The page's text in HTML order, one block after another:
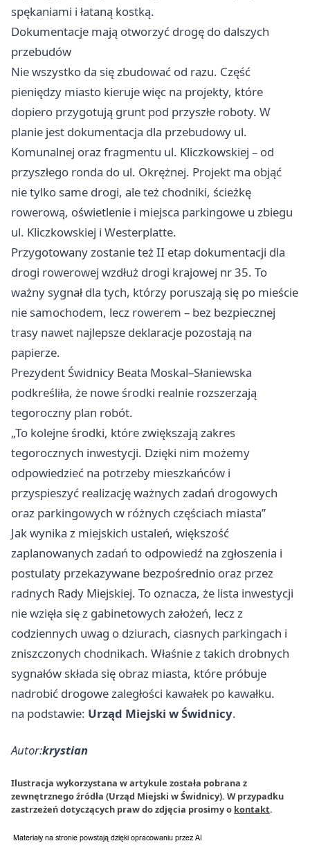
spękaniami i łataną kostką.
Dokumentacje mają otworzyć drogę do dalszych
przebudów
Nie wszystko da się zbudować od razu. Część
pieniędzy miasto kieruje więc na projekty, które
dopiero przygotują grunt pod przyszłe roboty. W
planie jest dokumentacja dla przebudowy ul.
Komunalnej oraz fragmentu ul. Kliczkowskiej – od
przyszłego ronda do ul. Okrężnej. Projekt ma objąć
nie tylko same drogi, ale też chodniki, ścieżkę
rowerową, oświetlenie i miejsca parkingowe u zbiegu
ul. Kliczkowskiej i Westerplatte.
Przygotowany zostanie też II etap dokumentacji dla
drogi rowerowej wzdłuż drogi krajowej nr 35. To
ważny sygnał dla tych, którzy poruszają się po mieście
nie samochodem, lecz rowerem – bez bezpiecznej
trasy nawet najlepsze deklaracje pozostają na
papierze.
Prezydent Świdnicy Beata Moskal–Słaniewska
podkreśliła, że nowe środki realnie rozszerzają
tegoroczny plan robót.
„To kolejne środki, które zwiększają zakres
tegorocznych inwestycji. Dzięki nim możemy
odpowiedzieć na potrzeby mieszkańców i
przyspieszyć realizację ważnych zadań drogowych
oraz parkingowych w różnych częściach miasta”
Jak wynika z miejskich ustaleń, większość
zaplanowanych zadań to odpowiedź na zgłoszenia i
postulaty przekazywane bezpośrednio oraz przez
radnych Rady Miejskiej. To oznacza, że lista inwestycji
nie wzięła się z gabinetowych założeń, lecz z
codziennych uwag o dziurach, ciasnych parkingach i
zniszczonych chodnikach. Właśnie z takich drobnych
sygnałów składa się obraz miasta, które próbuje
nadrobić drogowe zaległości kawałek po kawałku.
na podstawie: Urząd Miejski w Świdnicy.
Autor:krystian
Ilustracja wykorzystana w artykule została pobrana z
zewnętrznego źródła (Urząd Miejski w Świdnicy). W przypadku
zastrzeżeń dotyczących praw do zdjęcia prosimy o kontakt.